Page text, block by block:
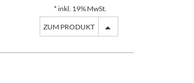
* inkl. 19% MwSt.
ZUM PRODUKT